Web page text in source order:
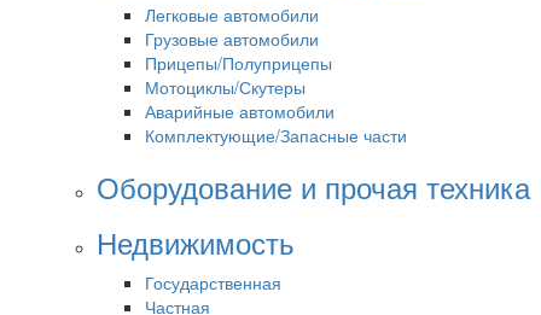
Легковые автомобили
Грузовые автомобили
Прицепы/Полуприцепы
Мотоциклы/Скутеры
Аварийные автомобили
Комплектующие/Запасные части
Оборудование и прочая техника
Недвижимость
Государственная
Частная